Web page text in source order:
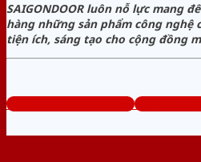
SAIGONDOOR luôn nỗ lực mang
hàng những sản phẩm công nghệ
tiện ích, sáng tạo cho cộng đồng
www.sieuthicuanhua.net Tổng đài tư